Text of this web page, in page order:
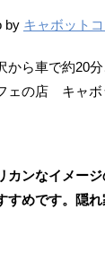
by キャボット
から車で約20
ェの店 キャボ
カンなイメー
すめです。隠